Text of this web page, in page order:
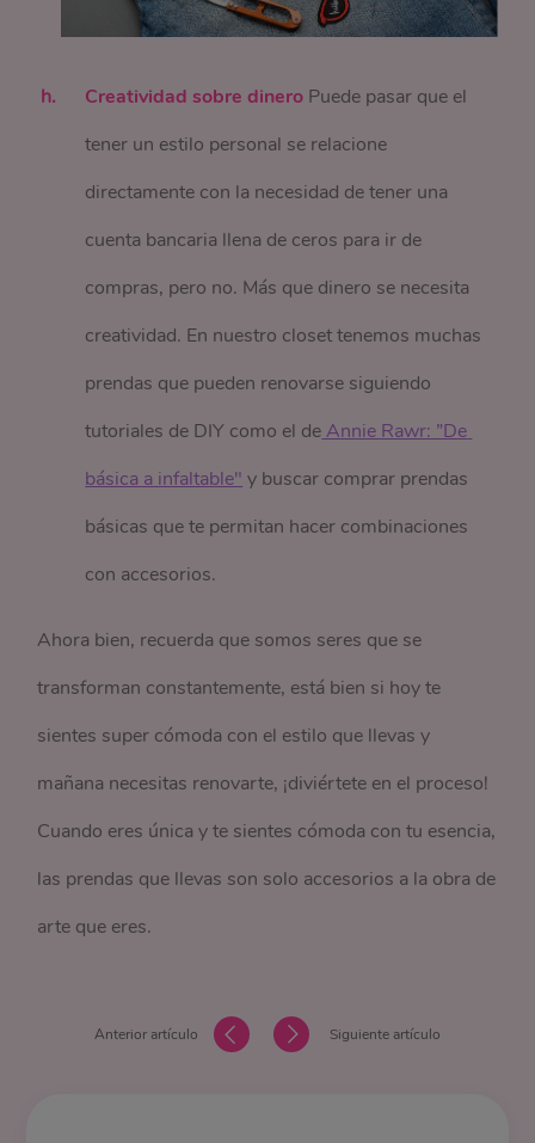
Creatividad sobre dinero Puede pasar que el
tener un estilo personal se relacione
directamente con la necesidad de tener una
cuenta bancaria llena de ceros para ir de
compras, pero no. Más que dinero se necesita
creatividad. En nuestro closet tenemos muchas
prendas que pueden renovarse siguiendo
tutoriales de DIY como el de Annie Rawr: ”De
básica a infaltable"y buscar comprar prendas
básicas que te permitan hacer combinaciones
con accesorios.
Ahora bien, recuerda que somos seres que se
transforman constantemente, está bien si hoy te
sientes super cómoda con el estilo que llevas y
mañana necesitas renovarte, ¡diviértete en el proceso!
Cuando eres única y te sientes cómoda con tu esencia,
las prendas que llevas son solo accesorios a la obra de
arte que eres.
Anterior artículo Siguiente artículo